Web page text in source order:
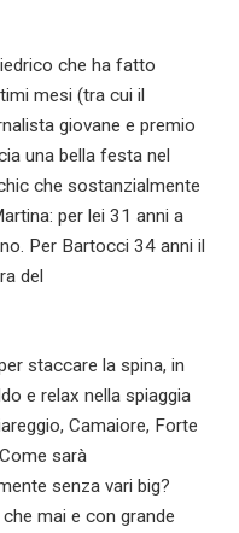
che ha fatto
mesi (tra cui il
giovane e premio
una bella festa nel
che sostanzialmente
per lei 31 anni a
Per Bartocci 34 anni il
del
staccare la spina, in
e relax nella spiaggia
Camaiore, Forte
sarà
senza vari big?
mai e con grande